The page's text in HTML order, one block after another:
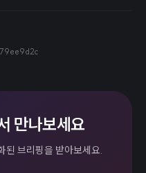
만나보세요
브리핑을 받아보세요.